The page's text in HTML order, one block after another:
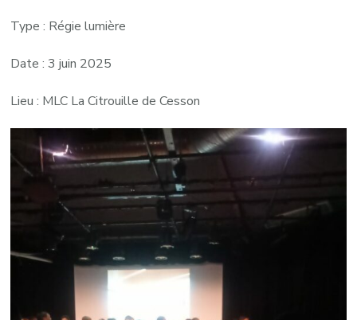
Type : Régie lumière
Date : 3 juin 2025
Lieu : MLC La Citrouille de Cesson